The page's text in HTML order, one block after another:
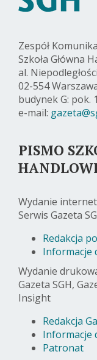
Zespół
Szkoła Główna
al.
02-554
budynek G: pok.
e-mail:
PISMO
Wydanie
Serwis Gazeta
Redakcja
Informacje
Wydanie
Gazeta SGH,
Insight
Redakcja
Informacje
Patronat